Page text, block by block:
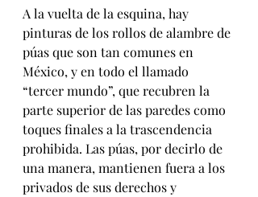
A la vuelta de la esquina, hay
pinturas de los rollos de alambre de
púas que son tan comunes en
México, y en todo el llamado
“tercer mundo”, que recubren la
parte superior de las paredes como
toques finales a la trascendencia
prohibida. Las púas, por decirlo de
una manera, mantienen fuera a los
privados de sus derechos y